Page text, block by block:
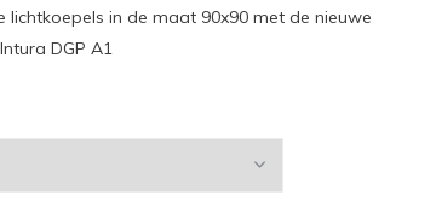
in de maat 90x90 met de nieuwe
DGP A1